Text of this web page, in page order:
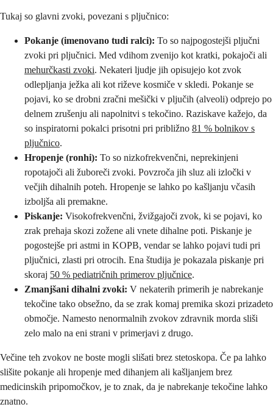
Tukaj so glavni zvoki, povezani s pljučnico:
Pokanje (imenovano tudi ralci): To so najpogostejši pljučni
zvoki pri pljučnici. Med vdihom zvenijo kot kratki, pokajoči ali
mehurčkasti zvoki. Nekateri ljudje jih opisujejo kot zvok
odlepljanja ježka ali kot riževe kosmiče v skledi. Pokanje se
pojavi, ko se drobni zračni mešički v pljučih (alveoli) odprejo po
delnem zrušenju ali napolnitvi s tekočino. Raziskave kažejo, da
so inspiratorni pokalci prisotni pri približno 81 % bolnikov s
pljučnico.
Hropenje (ronhi): To so nizkofrekvenčni, neprekinjeni
ropotajoči ali žuboreči zvoki. Povzroča jih sluz ali izločki v
večjih dihalnih poteh. Hropenje se lahko po kašljanju včasih
izboljša ali premakne.
Piskanje: Visokofrekvenčni, žvižgajoči zvok, ki se pojavi, ko
zrak prehaja skozi zožene ali vnete dihalne poti. Piskanje je
pogostejše pri astmi in KOPB, vendar se lahko pojavi tudi pri
pljučnici, zlasti pri otrocih. Ena študija je pokazala piskanje pri
skoraj 50 % pediatričnih primerov pljučnice.
Zmanjšani dihalni zvoki: V nekaterih primerih je nabrekanje
tekočine tako obsežno, da se zrak komaj premika skozi prizadeto
območje. Namesto nenormalnih zvokov zdravnik morda sliši
zelo malo na eni strani v primerjavi z drugo.
Večine teh zvokov ne boste mogli slišati brez stetoskopa. Če pa lahko
slišite pokanje ali hropenje med dihanjem ali kašljanjem brez
medicinskih pripomočkov, je to znak, da je nabrekanje tekočine lahko
znatno.